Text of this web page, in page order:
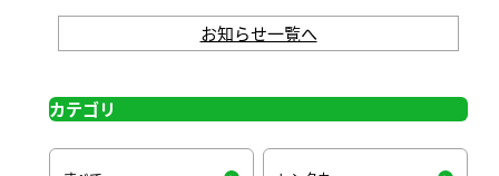
お知らせ一覧へ
カテゴリ